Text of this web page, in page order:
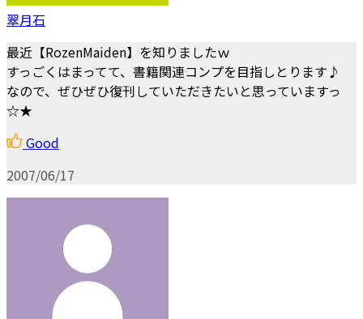
翠月石
最近【RozenMaiden】を知りましたｗ
すっごくはまってて、書籍関連コンプを目指しとります♪
なので、ぜひぜひ復刊していただきたいと思っていますっ
☆★
Good
2007/06/17